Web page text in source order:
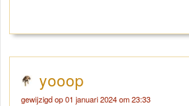
yooop
gewijzigd op 01 januari 2024 om 23:33